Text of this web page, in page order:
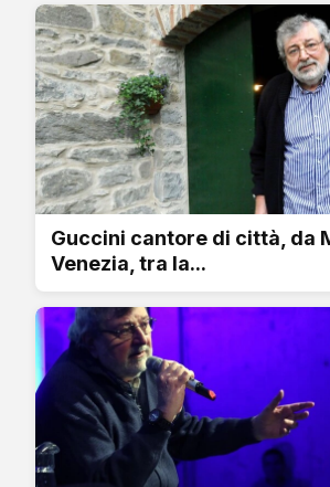
Guccini cantore di città, da
Venezia, tra la...